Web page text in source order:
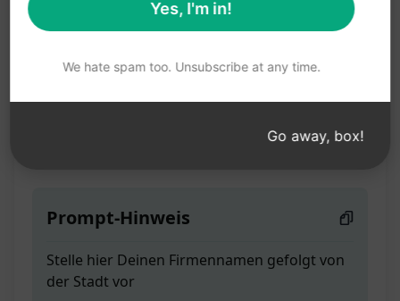
Teaser
Prompt-Hinweis
Stelle hier Deinen Firmennamen gefolgt von
der Stadt vor
Yes, I'm in!
We hate spam too. Unsubscribe at any time.
Go away, box!